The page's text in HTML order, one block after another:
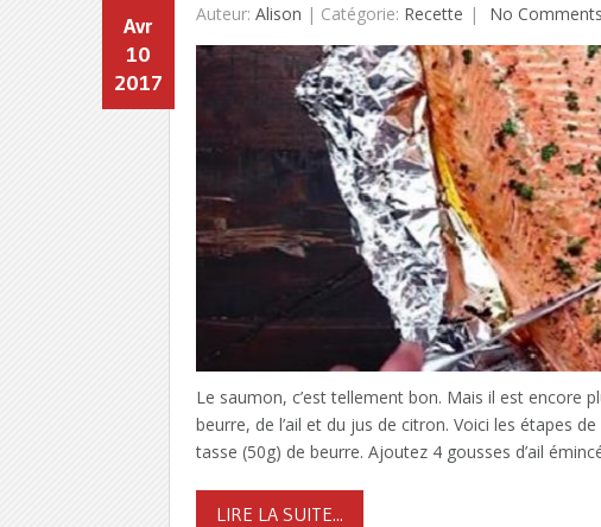
Auteur: Alison |
Avr
10
2017
Catégorie: Recette No Comments
Le saumon, c’est tellement bon. Mais il est encore
beurre, de l’ail et du jus de citron. Voici les étapes
tasse (50g) de beurre. Ajoutez 4 gousses d’ail
LIRE LA SUITE...